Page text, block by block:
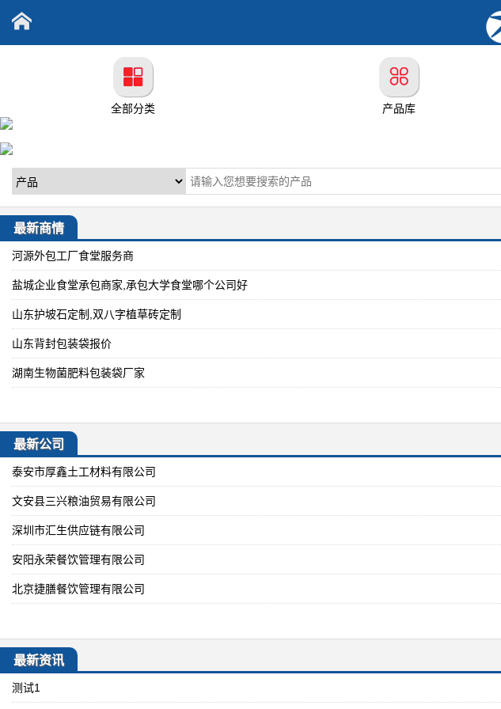
全部分类 产品库
最新商情
河源外包工厂食堂服务商
盐城企业食堂承包商家,承包大学食堂哪个公司好
山东护坡石定制,双八字植草砖定制
山东背封包装袋报价
湖南生物菌肥料包装袋厂家
最新公司
泰安市厚鑫土工材料有限公司
文安县三兴粮油贸易有限公司
深圳市汇生供应链有限公司
安阳永荣餐饮管理有限公司
北京捷膳餐饮管理有限公司
最新资讯
测试1